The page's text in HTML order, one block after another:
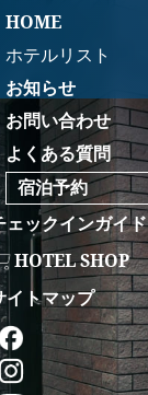
HOME
ホテルリスト
お知らせ
お問い合わせ
よくある質問
宿泊予約
ェックインガイド
HOTEL SHOP
イトマップ